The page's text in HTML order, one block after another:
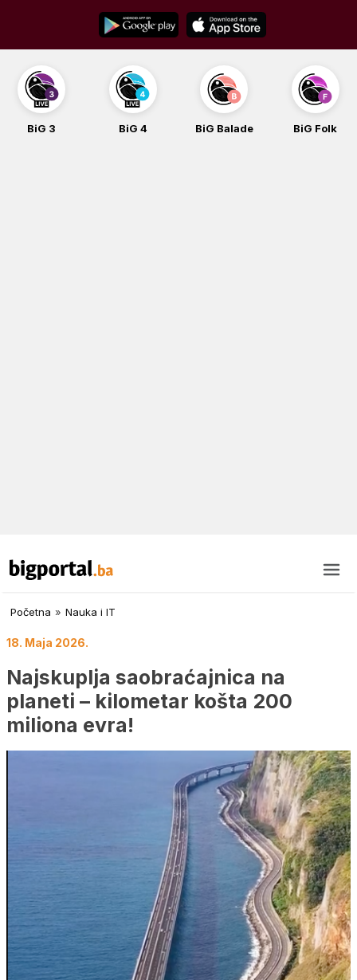
content
BiG 3 BiG 4 BiG Balade BiG Folk
Početna » Nauka i IT
18. Maja 2026.
Najskuplja saobraćajnica na
planeti – kilometar košta 200
miliona evra!